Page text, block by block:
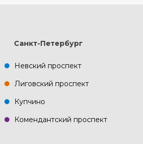
Санкт-Петербург
Невский проспект
Лиговский проспект
Купчино
Комендантский проспект